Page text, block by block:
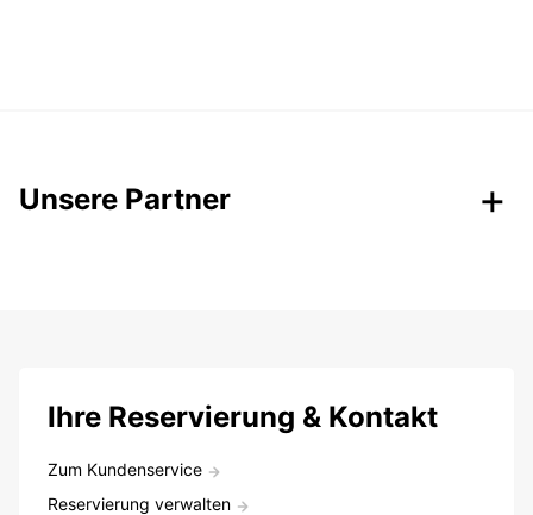
Unsere Partner
Ihre Reservierung & Kontakt
Zum Kundenservice
Reservierung verwalten